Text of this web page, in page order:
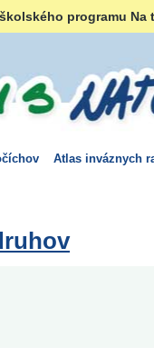
programu
Atlas inváznych